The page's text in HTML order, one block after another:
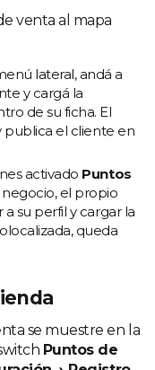
venta al mapa
lateral, andá a
y cargá la
de su ficha. El
publica el cliente en
activado Puntos
el propio
su perfil y cargar la
queda
se muestre en la
Puntos de